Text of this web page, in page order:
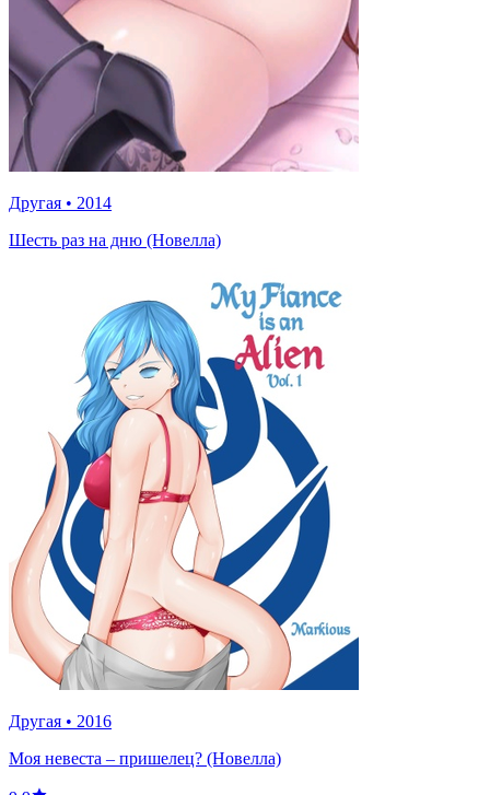
Другая • 2014
Шесть раз на дню (Новелла)
Другая • 2016
Моя невеста – пришелец? (Новелла)